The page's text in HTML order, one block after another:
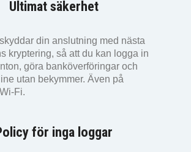
Ultimat säkerhet
din anslutning med nästa
kryptering, så att du kan logga in
göra banköverföringar och
utan bekymmer. Även på
Fi.
för inga loggar